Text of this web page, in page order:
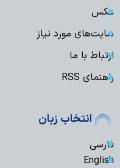
عکس
سایت‌های مورد نیاز
ارتباط با ما
راهنمای RSS
انتخاب زبان
فارسی
English